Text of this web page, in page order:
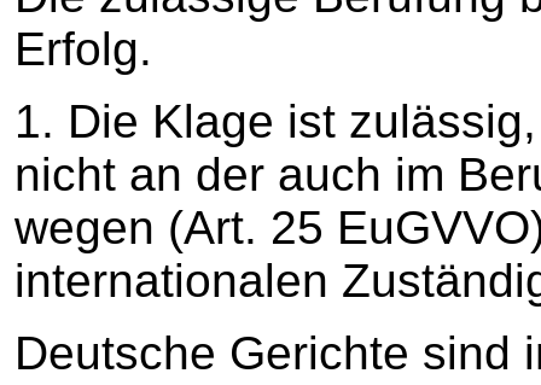
Erfolg.
1. Die Klage ist
nicht an der auch im
wegen (Art. 25
internationalen
Deutsche Gerichte sind